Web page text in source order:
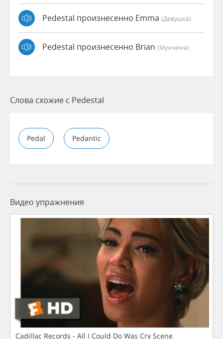
Pedestal произнесенно Emma (девушка)
Pedestal произнесенно Brian (мужчина)
Слова схожие с Pedestal
Pedal Pedantic
Видео упражнения
Cadillac Records - All I Could Do Was Cry Scene